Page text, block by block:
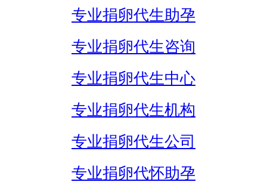
专业捐卵代生助孕
专业捐卵代生咨询
专业捐卵代生中心
专业捐卵代生机构
专业捐卵代生公司
专业捐卵代怀助孕